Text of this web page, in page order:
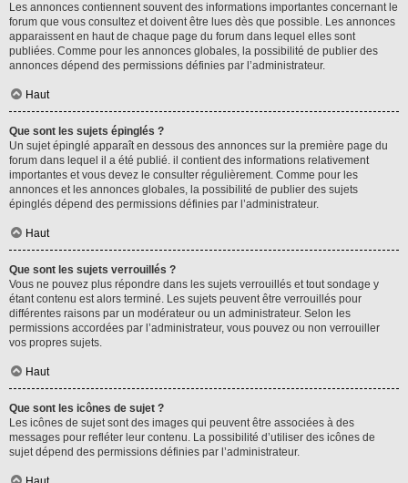
Les annonces contiennent souvent des informations importantes concernant le
forum que vous consultez et doivent être lues dès que possible. Les annonces
apparaissent en haut de chaque page du forum dans lequel elles sont
publiées. Comme pour les annonces globales, la possibilité de publier des
annonces dépend des permissions définies par l’administrateur.
Haut
Que sont les sujets épinglés ?
Un sujet épinglé apparaît en dessous des annonces sur la première page du
forum dans lequel il a été publié. il contient des informations relativement
importantes et vous devez le consulter régulièrement. Comme pour les
annonces et les annonces globales, la possibilité de publier des sujets
épinglés dépend des permissions définies par l’administrateur.
Haut
Que sont les sujets verrouillés ?
Vous ne pouvez plus répondre dans les sujets verrouillés et tout sondage y
étant contenu est alors terminé. Les sujets peuvent être verrouillés pour
différentes raisons par un modérateur ou un administrateur. Selon les
permissions accordées par l’administrateur, vous pouvez ou non verrouiller
vos propres sujets.
Haut
Que sont les icônes de sujet ?
Les icônes de sujet sont des images qui peuvent être associées à des
messages pour refléter leur contenu. La possibilité d’utiliser des icônes de
sujet dépend des permissions définies par l’administrateur.